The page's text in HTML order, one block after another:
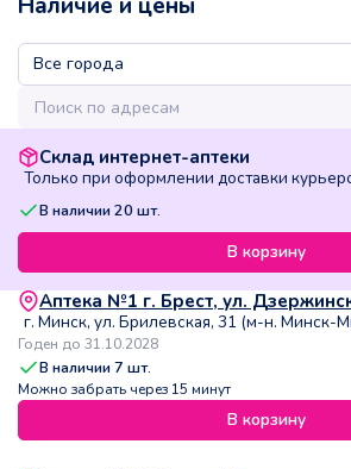
Склад интернет-аптеки
Только при оформлении доставки
В наличии 20 шт.
В корзину
Аптека №1 г. Брест, ул.
г. Минск, ул. Брилевская, 31 (м-н. Минск-
Годен до 31.10.2028
В наличии7 шт.
Можно забрать через 15 минут
В корзину